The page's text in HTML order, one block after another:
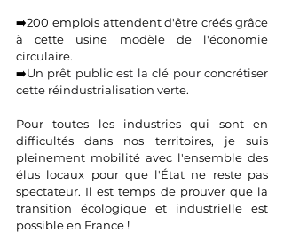
➡️200 emplois attendent d'être créés grâce
à cette usine modèle de l'économie
circulaire.
➡️Un prêt public est la clé pour concrétiser
cette réindustrialisation verte.
Pour toutes les industries qui sont en
difficultés dans nos territoires, je suis
pleinement mobilité avec l'ensemble des
élus locaux pour que l'État ne reste pas
spectateur. Il est temps de prouver que la
transition écologique et industrielle est
possible en France !